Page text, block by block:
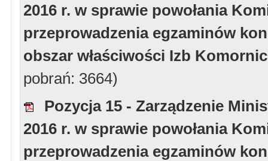
2016 r. w sprawie powołania
przeprowadzenia egzaminów
obszar właściwości Izb
pobrań: 3664)
Pozycja 15 - Zarządzenie
2016 r. w sprawie powołania
przeprowadzenia egzaminów